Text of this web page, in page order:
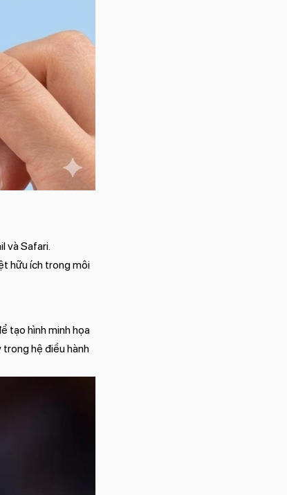
và Safari.
hữu ích trong môi
tạo hình minh họa
trong hệ điều hành